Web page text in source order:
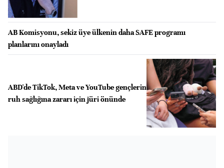
AB Komisyonu, sekiz üye ülkenin daha SAFE programı
planlarını onayladı
ABD'de TikTok, Meta ve YouTube gençlerin
ruh sağlığına zararı için jüri önünde